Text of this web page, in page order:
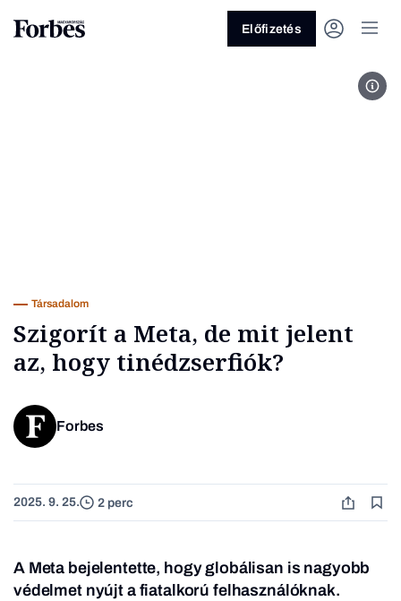
Üzlet
Előfizetés
Társadalom
Szigorít a Meta, de mit jelent
az, hogy tinédzserfiók?
Forbes
2025. 9. 25. 2 perc
A Meta bejelentette, hogy globálisan is nagyobb
védelmet nyújt a fiatalkorú felhasználóknak.